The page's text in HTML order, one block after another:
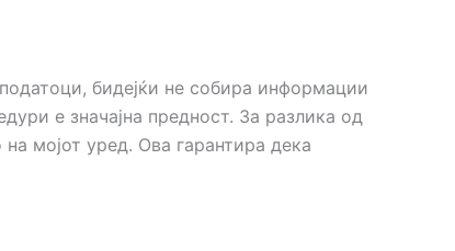
бидејќи не собира информации
е значајна предност. За разлика од
мојот уред. Ова гарантира дека